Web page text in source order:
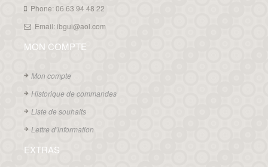
Phone: 06 63 94 48 22
Email: ibgui@aol.com
MON COMPTE
Mon compte
Historique de commandes
Liste de souhaits
Lettre d’information
EXTRAS